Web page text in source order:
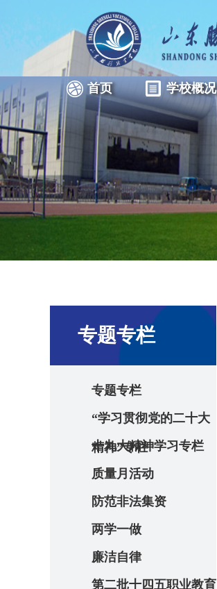
首页 学校概况
专题专栏
专题专栏
“学习贯彻党的二十大
精神”专栏
十九大精神学习专栏
质量月活动
防范非法集资
两学一做
廉洁自律
第二批十四五职业教育